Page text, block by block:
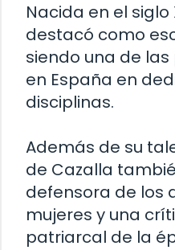
Nacida en el siglo
destacó como
siendo una de
en España en
disciplinas.
Además de su
de Cazalla
defensora de los
mujeres y una
patriarcal de la